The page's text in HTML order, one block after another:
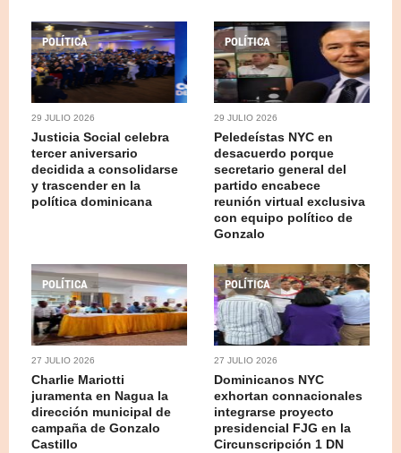
POLÍTICA
29 JULIO 2026
Justicia Social celebra
tercer aniversario
decidida a consolidarse
y trascender en la
política dominicana
POLÍTICA
29 JULIO 2026
Peledeístas NYC en
desacuerdo porque
secretario general del
partido encabece
reunión virtual exclusiva
con equipo político de
Gonzalo
POLÍTICA
27 JULIO 2026
Charlie Mariotti
juramenta en Nagua la
dirección municipal de
campaña de Gonzalo
Castillo
POLÍTICA
27 JULIO 2026
Dominicanos NYC
exhortan connacionales
integrarse proyecto
presidencial FJG en la
Circunscripción 1 DN